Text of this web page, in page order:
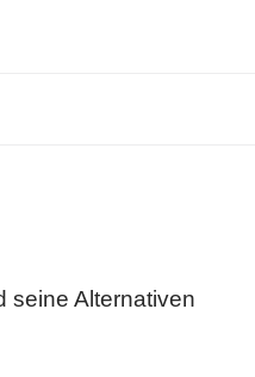
seine Alternativen